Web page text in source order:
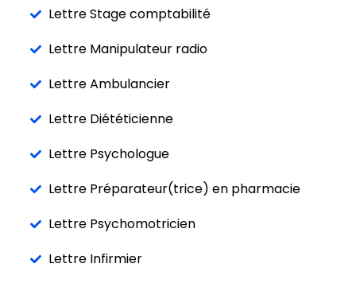
Lettre Stage comptabilité
Lettre Manipulateur radio
Lettre Ambulancier
Lettre Diététicienne
Lettre Psychologue
Lettre Préparateur(trice) en pharmacie
Lettre Psychomotricien
Lettre Infirmier